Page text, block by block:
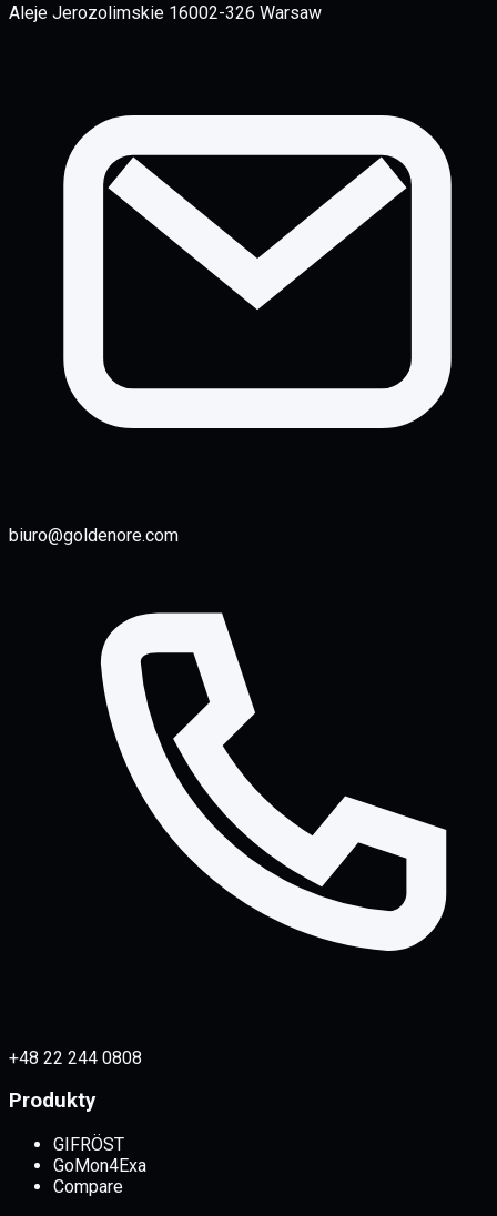
Aleje Jerozolimskie 16002-326 Warsaw
biuro@goldenore.com
+48 22 244 0808
Produkty
GIFRÖST
GoMon4Exa
Compare